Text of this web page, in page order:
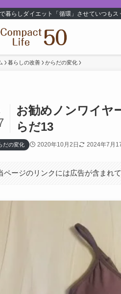
暮らしダイエット「循環」させていつもス
暮らしの改善 からだの変化
お勧めノンワイヤ
らだ13
だの変化 2020年10月2日 2024年7月
ページのリンクには広告が含まれて